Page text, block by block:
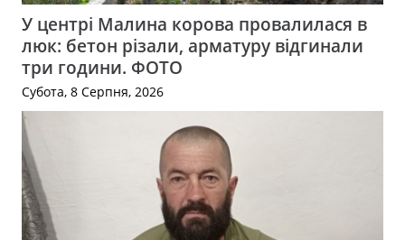
У центрі Малина корова провалилася в
люк: бетон різали, арматуру відгинали
три години. ФОТО
Субота, 8 Серпня, 2026